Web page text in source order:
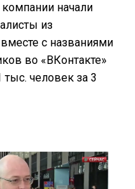
начали
из
с названиями
во «ВКонтакте»
тыс. человек за 3